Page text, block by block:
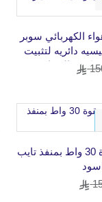
الكهربائي سوبر
دائريه لتثبيت
السيارة )
شاحن جداري انكر بقوة 30 واط بمنفذ تايب